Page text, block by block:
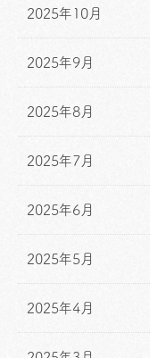
2025年10月
2025年9月
2025年8月
2025年7月
2025年6月
2025年5月
2025年4月